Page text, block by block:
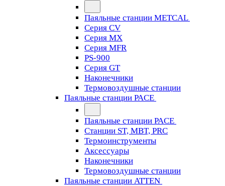
Паяльные станции METCAL
Серия CV
Серия MX
Серия MFR
PS-900
Серия GT
Наконечники
Термовоздушные станции
Паяльные станции PACE
Паяльные станции PACE
Станции ST, MBT, PRC
Термоинструменты
Аксессуары
Наконечники
Термовоздушные станции
Паяльные станции ATTEN